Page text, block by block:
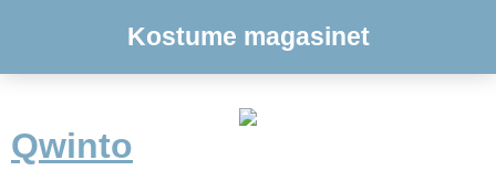
Kostume magasinet
Qwinto